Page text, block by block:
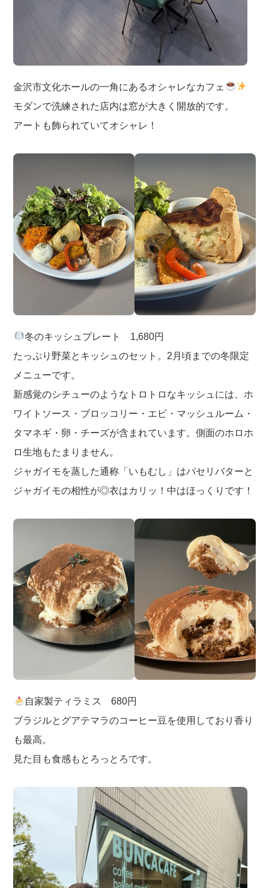
金沢市文化ホールの一角にあるオシャレなカフェ
モダンで洗練された店内は窓が大きく開放的です。
アートも飾られていてオシャレ！
冬のキッシュプレート 1,680円
たっぷり野菜とキッシュのセット。2月頃までの冬限定
メニューです。
新感覚のシチューのようなトロトロなキッシュには、ホ
ワイトソース・ブロッコリー・エビ・マッシュルーム・
タマネギ・卵・チーズが含まれています。側面のホロホ
ロ生地もたまりません。
ジャガイモを蒸した通称「いもむし」はパセリバターと
ジャガイモの相性が◎衣はカリッ！中はほっくりです！
自家製ティラミス 680円
ブラジルとグアテマラのコーヒー豆を使用しており香り
も最高。
見た目も食感もとろっとろです。